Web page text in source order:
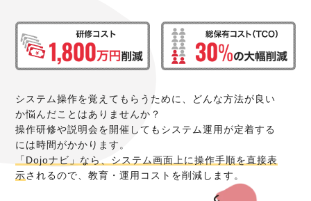
システム操作を覚えてもらうために、どんな方法が良い
か悩んだことはありませんか？
操作研修や説明会を開催してもシステム運用が定着する
には時間がかかります。
「Dojoナビ」なら、システム画面上に操作手順を直接表
示されるので、教育・運用コストを削減します。